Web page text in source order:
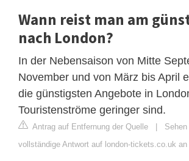
Wann reist man am
nach London?
In der Nebensaison von Mitte
November und von März bis April
die günstigsten Angebote in
Touristenströme geringer sind.
Antrag auf Entfernung der Quelle |
vollständige Antwort auf london-tickets.co.uk an